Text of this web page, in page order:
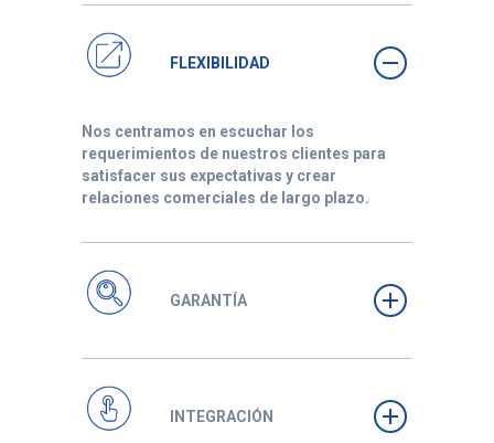
FLEXIBILIDAD
Nos centramos en escuchar los
requerimientos de nuestros clientes para
satisfacer sus expectativas y crear
relaciones comerciales de largo plazo.
GARANTÍA
INTEGRACIÓN